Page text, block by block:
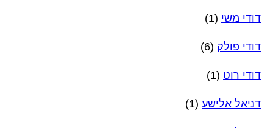
דודי משי (1)
דודי פולק (6)
דודי רוט (1)
דניאל אלישע (1)